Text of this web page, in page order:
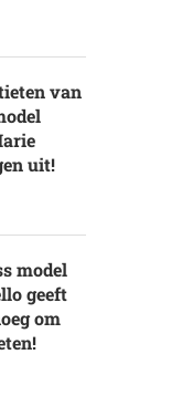
van
uit!
model
geeft
om